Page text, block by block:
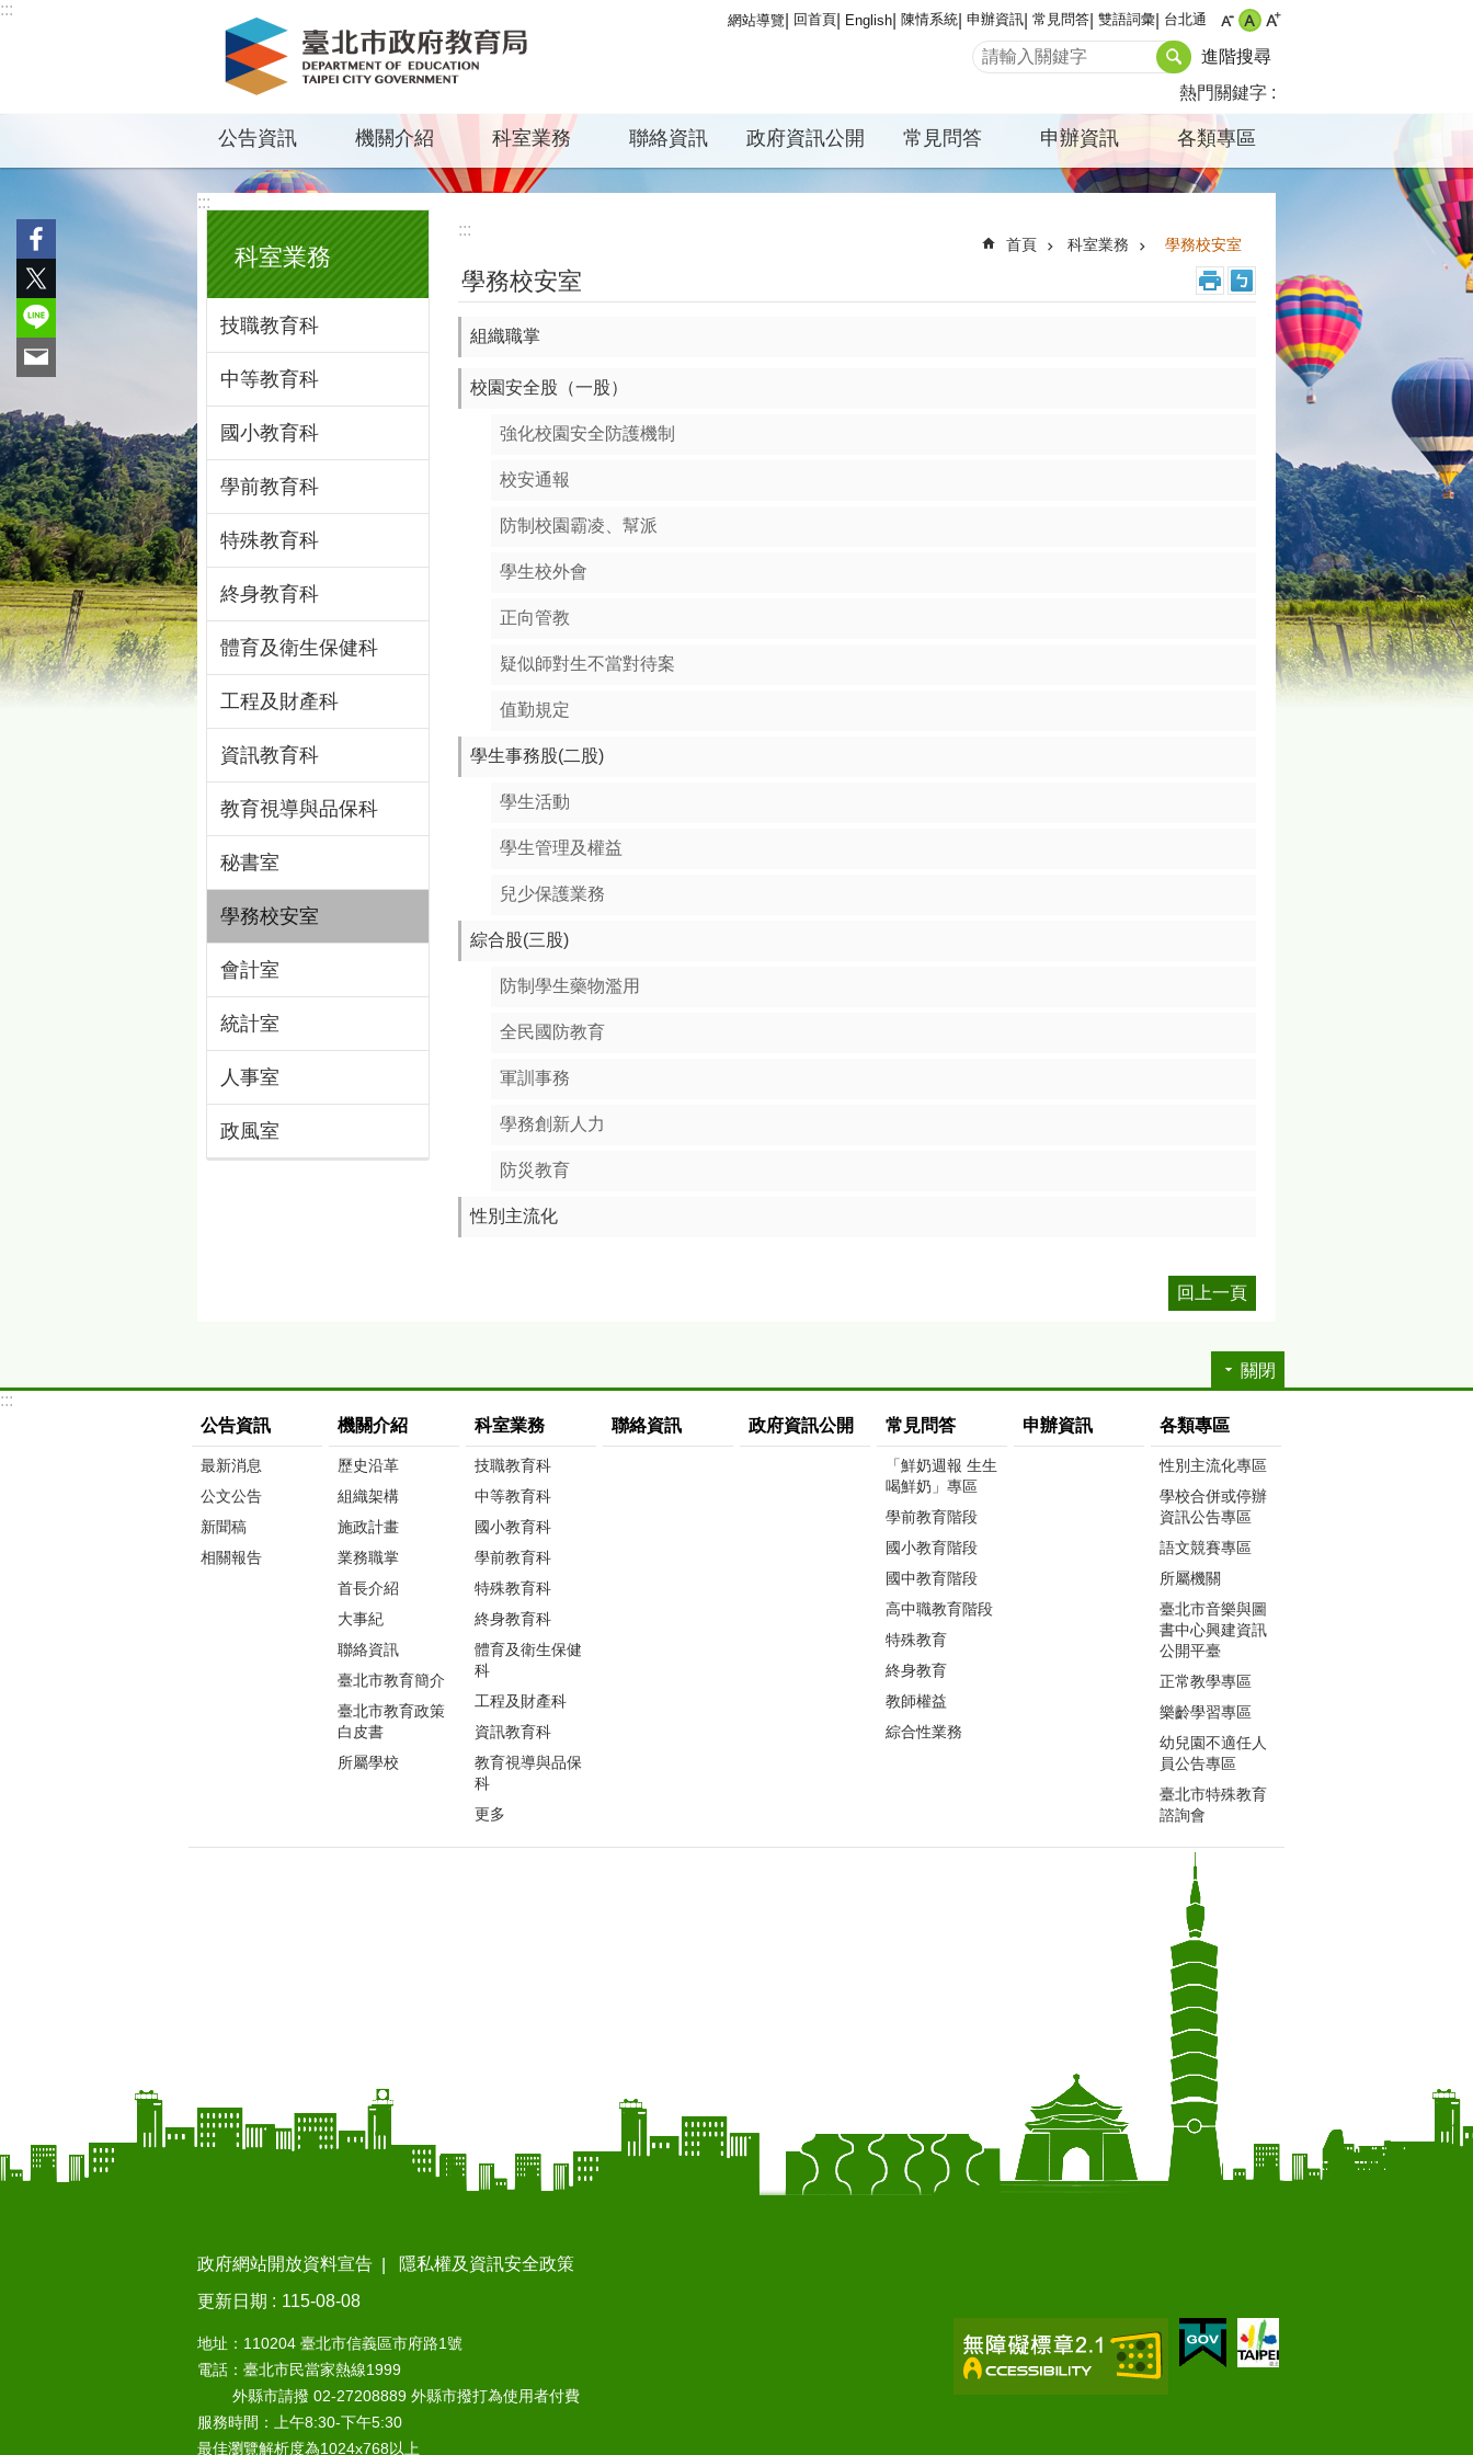
跳到主要內容區塊
:::
網站導覽 回首頁 English 陳情系統 申辦資訊 常見問答 雙語詞彙 台北通
進階搜尋
熱門關鍵字
公告資訊 機關介紹 科室業務 聯絡資訊 政府資訊公開 常見問答 申辦資訊 各類專區
:::
科室業務
技職教育科
中等教育科
國小教育科
學前教育科
特殊教育科
終身教育科
體育及衛生保健科
工程及財產科
資訊教育科
教育視導與品保科
秘書室
學務校安室
會計室
統計室
人事室
政風室
:::
首頁 科室業務 學務校安室
學務校安室
組織職掌
校園安全股（一股）
強化校園安全防護機制
校安通報
防制校園霸凌、幫派
學生校外會
正向管教
疑似師對生不當對待案
值勤規定
學生事務股(二股)
學生活動
學生管理及權益
兒少保護業務
綜合股(三股)
防制學生藥物濫用
全民國防教育
軍訓事務
學務創新人力
防災教育
性別主流化
回上一頁
關閉
:::
公告資訊
最新消息
公文公告
新聞稿
相關報告
機關介紹
歷史沿革
組織架構
施政計畫
業務職掌
首長介紹
大事紀
聯絡資訊
臺北市教育簡介
臺北市教育政策
白皮書
所屬學校
科室業務
技職教育科
中等教育科
國小教育科
學前教育科
特殊教育科
終身教育科
體育及衛生保健
科
工程及財產科
資訊教育科
教育視導與品保
科
更多
聯絡資訊 政府資訊公開 常見問答
「鮮奶週報 生生
喝鮮奶」專區
學前教育階段
國小教育階段
國中教育階段
高中職教育階段
特殊教育
終身教育
教師權益
綜合性業務
申辦資訊 各類專區
性別主流化專區
學校合併或停辦
資訊公告專區
語文競賽專區
所屬機關
臺北市音樂與圖
書中心興建資訊
公開平臺
正常教學專區
樂齡學習專區
幼兒園不適任人
員公告專區
臺北市特殊教育
諮詢會
政府網站開放資料宣告
隱私權及資訊安全政策
更新日期
115-08-08
地址：110204 臺北市信義區市府路1號
電話：臺北市民當家熱線1999
外縣市請撥 02-27208889 外縣市撥打為使用者付費
服務時間：上午8:30-下午5:30
最佳瀏覽解析度為1024x768以上